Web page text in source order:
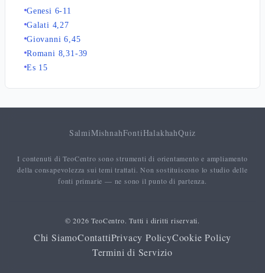
Genesi 6-11
Galati 4,27
Giovanni 6,45
Romani 8,31-39
Es 15
SalmiMishnahFontiHalakhahQuiz
I contenuti di TeoCentro sono strumenti di orientamento e ampliamento
della consapevolezza sui temi trattati. Non sostituiscono lo studio delle
fonti primarie — ne sono il punto di partenza.
© 2026 TeoCentro. Tutti i diritti riservati.
Chi SiamoContattiPrivacy PolicyCookie Policy
Termini di Servizio